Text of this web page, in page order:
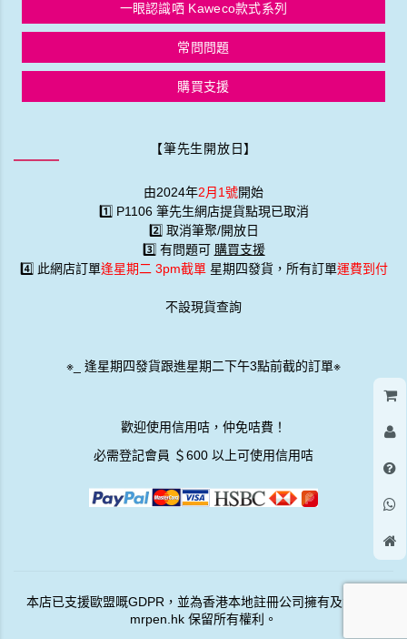
一眼認識哂 Kaweco款式系列
常問問題
購買支援
【筆先生開放日】
由2024年2月1號開始
1️⃣ P1106 筆先生網店提貨點現已取消
2️⃣ 取消筆聚/開放日
3️⃣ 有問題可 購買支援
4️⃣ 此網店訂單逢星期二 3pm截單 星期四發貨，所有訂單運費到付
不設現貨查詢
※ 逢星期四發貨跟進星期二下午3點前截的訂單※
歡迎使用信用咭，仲免咭費！
必需登記會員 ＄600 以上可使用信用咭
本店已支援歐盟嘅GDPR，並為香港本地註冊公司擁有及營運。
mrpen.hk 保留所有權利。